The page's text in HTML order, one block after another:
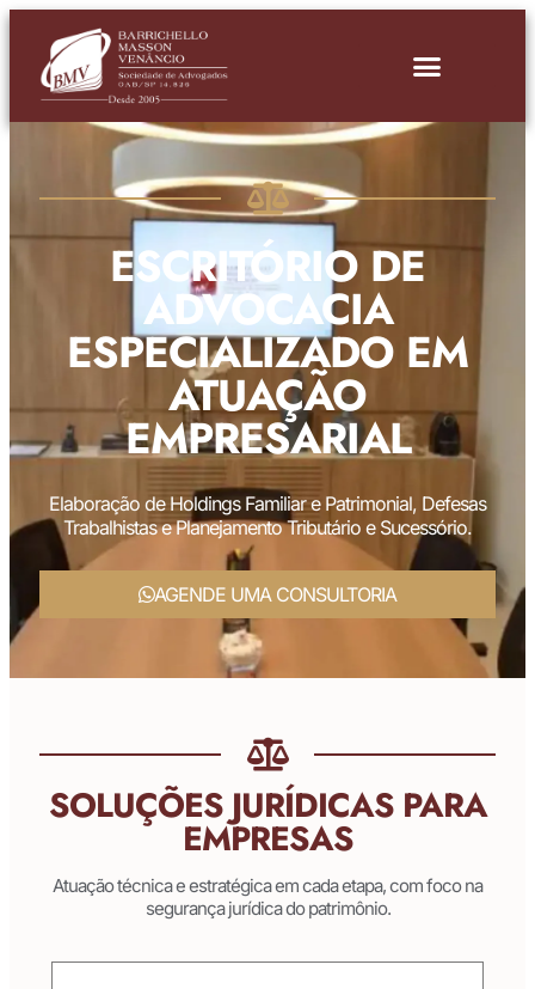
ESCRITÓRIO DE
ADVOCACIA
ESPECIALIZADO EM
ATUAÇÃO
EMPRESARIAL
Elaboração de Holdings Familiar e Patrimonial, Defesas
Trabalhistas e Planejamento Tributário e Sucessório.
AGENDE UMA CONSULTORIA
SOLUÇÕES JURÍDICAS PARA
EMPRESAS
Atuação técnica e estratégica em cada etapa, com foco na
segurança jurídica do patrimônio.